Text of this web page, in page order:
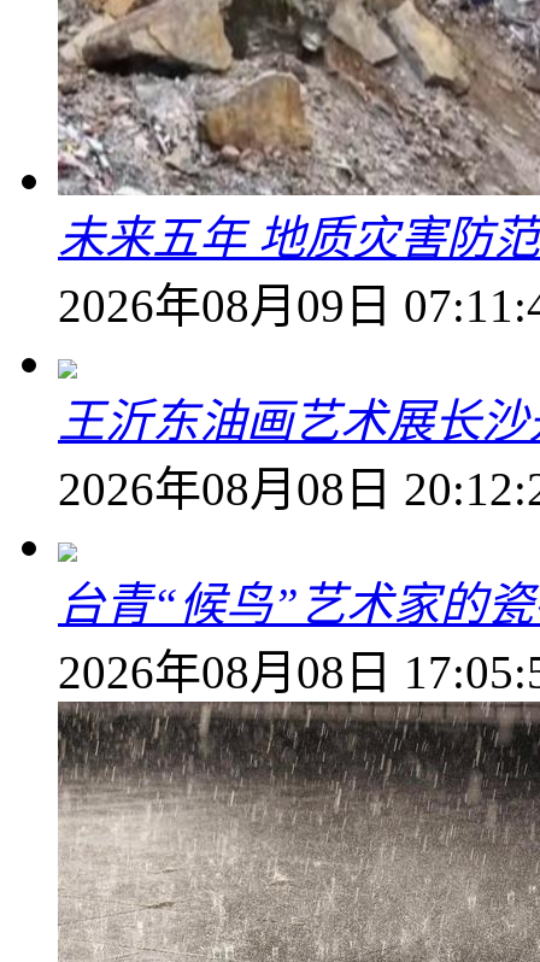
未来五年 地质灾害防
2026年08月09日
王沂东油画艺术展长
2026年08月08日
台青“候鸟”艺术家的
2026年08月08日